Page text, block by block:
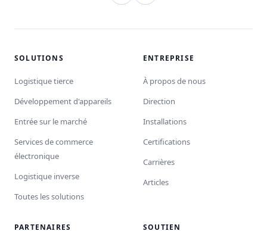
SOLUTIONS
Logistique tierce
Développement d'appareils
Entrée sur le marché
Services de commerce
électronique
Logistique inverse
Toutes les solutions
ENTREPRISE
À propos de nous
Direction
Installations
Certifications
Carrières
Articles
PARTENAIRES SOUTIEN